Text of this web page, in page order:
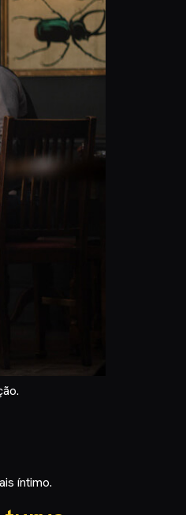
íntimo.